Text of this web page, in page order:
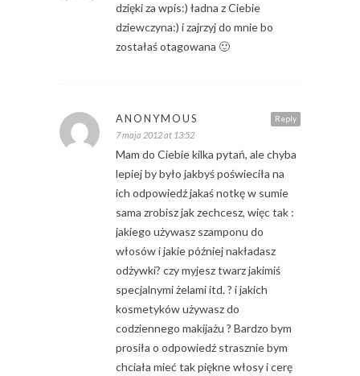
dzięki za wpis:) ładna z Ciebie
dziewczyna:) i zajrzyj do mnie bo
zostałaś otagowana 🙂
Reply
ANONYMOUS
7 maja 2012 at 13:52
Mam do Ciebie kilka pytań, ale chyba
lepiej by było jakbyś poświeciła na
ich odpowiedź jakaś notkę w sumie
sama zrobisz jak zechcesz, więc tak :
jakiego używasz szamponu do
włosów i jakie później nakładasz
odżywki? czy myjesz twarz jakimiś
specjalnymi żelami itd. ? i jakich
kosmetyków używasz do
codziennego makijażu ? Bardzo bym
prosiła o odpowiedź strasznie bym
chciała mieć tak piękne włosy i cerę